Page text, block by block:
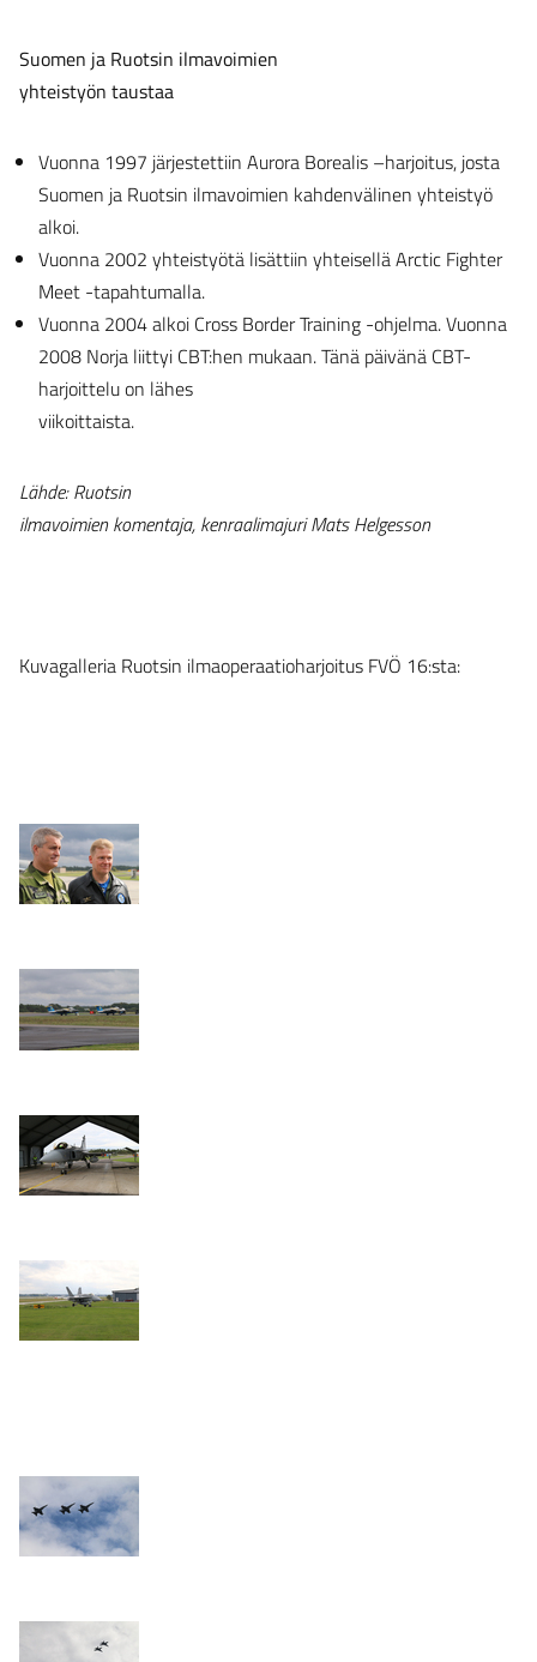
Suomen ja Ruotsin ilmavoimien
yhteistyön taustaa
Vuonna 1997 järjestettiin Aurora Borealis –harjoitus, josta
Suomen ja Ruotsin ilmavoimien kahdenvälinen yhteistyö
alkoi.
Vuonna 2002 yhteistyötä lisättiin yhteisellä Arctic Fighter
Meet -tapahtumalla.
Vuonna 2004 alkoi Cross Border Training -ohjelma. Vuonna
2008 Norja liittyi CBT:hen mukaan. Tänä päivänä CBT-
harjoittelu on lähes
viikoittaista.
Lähde: Ruotsin
ilmavoimien komentaja, kenraalimajuri Mats Helgesson
Kuvagalleria Ruotsin ilmaoperaatioharjoitus FVÖ 16:sta: